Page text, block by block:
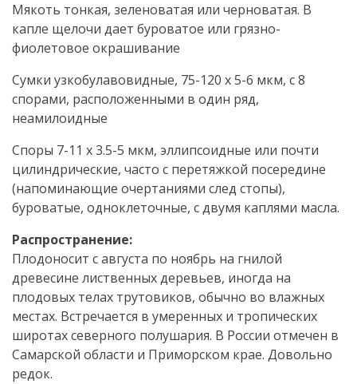
Мякоть тонкая, зеленоватая или черноватая. В
капле щелочи дает буроватое или грязно-
фиолетовое окрашивание
Сумки узкобулавовидные, 75-120 х 5-6 мкм, с 8
спорами, расположенными в один ряд,
неамилоидные
Споры 7-11 х 3.5-5 мкм, эллипсоидные или почти
цилиндрические, часто с перетяжкой посередине
(напоминающие очертаниями след стопы),
буроватые, одноклеточные, с двумя каплями масла.
Распространение:
Плодоносит с августа по ноябрь на гнилой
древесине лиственных деревьев, иногда на
плодовых телах трутовиков, обычно во влажных
местах. Встречается в умеренных и тропических
широтах северного полушария. В России отмечен в
Самарской области и Приморском крае. Довольно
редок.